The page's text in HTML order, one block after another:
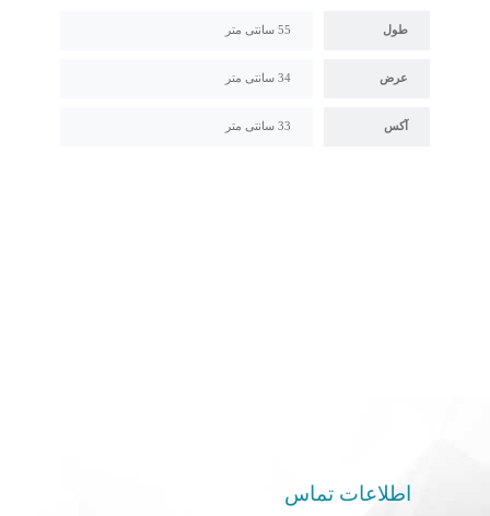
طول 55 سانتی متر
عرض 34 سانتی متر
آکس 33 سانتی متر
اطلاعات تماس